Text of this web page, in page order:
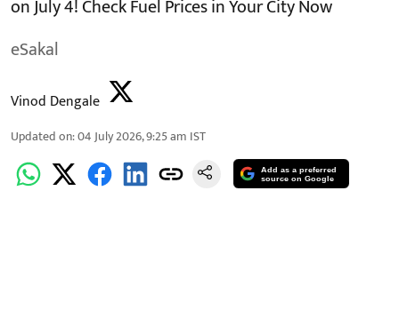
on July 4! Check Fuel Prices in Your City Now
eSakal
Vinod Dengale
Updated on:04 July 2026, 9:25 am IST
Add as a preferred
source on Google